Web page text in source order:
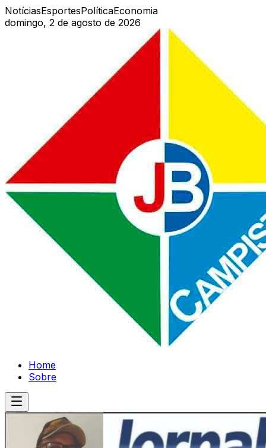
NotíciasEsportesPolíticaEconomia
domingo, 2 de agosto de 2026
Home
Sobre